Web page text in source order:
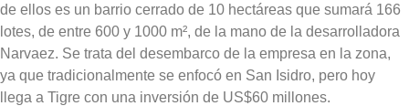
de ellos es un barrio cerrado de 10 hectáreas que sumará 166
lotes, de entre 600 y 1000 m², de la mano de la desarrolladora
Narvaez. Se trata del desembarco de la empresa en la zona,
ya que tradicionalmente se enfocó en San Isidro, pero hoy
llega a Tigre con una inversión de US$60 millones.